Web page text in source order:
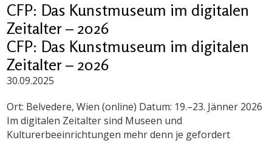
CFP: Das Kunstmuseum im digitalen
Zeitalter – 2026
CFP: Das Kunstmuseum im digitalen
Zeitalter – 2026
30.09.2025
Ort: Belvedere, Wien (online) Datum: 19.–23. Jänner 2026
Im digitalen Zeitalter sind Museen und
Kulturerbeeinrichtungen mehr denn je gefordert